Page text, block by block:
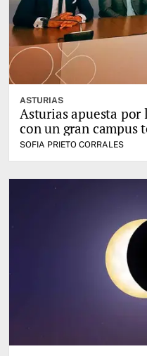
ASTURIAS
Asturias apuesta
con un gran campus
SOFIA PRIETO CORRALES